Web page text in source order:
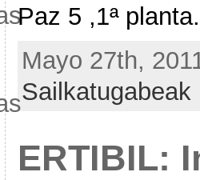
Paz 5 ,1ª
Mayo 27th,
Sailkatugabeak
ERTIBIL: